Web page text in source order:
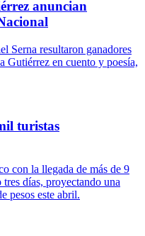
anuncian
Serna resultaron ganadores
Gutiérrez en cuento y poesía,
turistas
con la llegada de más de 9
días, proyectando una
pesos este abril.